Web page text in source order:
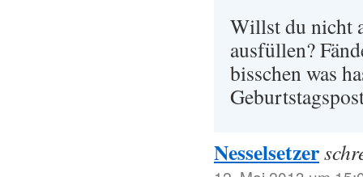
Willst du nicht
ausfüllen?
bisschen was
Nesselsetzer